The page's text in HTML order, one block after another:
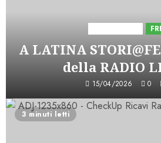
A LATINA
della RADIO
15/04/2026 0
3 minuti letti